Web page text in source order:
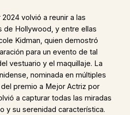
volvió a reunir a las
de Hollywood, y entre ellas
Kidman, quien demostró
para un evento de tal
vestuario y el maquillaje. La
nominada en múltiples
premio a Mejor Actriz por
a capturar todas las miradas
y su serenidad característica.